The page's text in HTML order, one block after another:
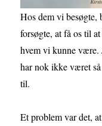
Hos dem vi
forsøgte, at få os til
hvem vi kunne være.
har nok ikke været
til.
Et problem var det,